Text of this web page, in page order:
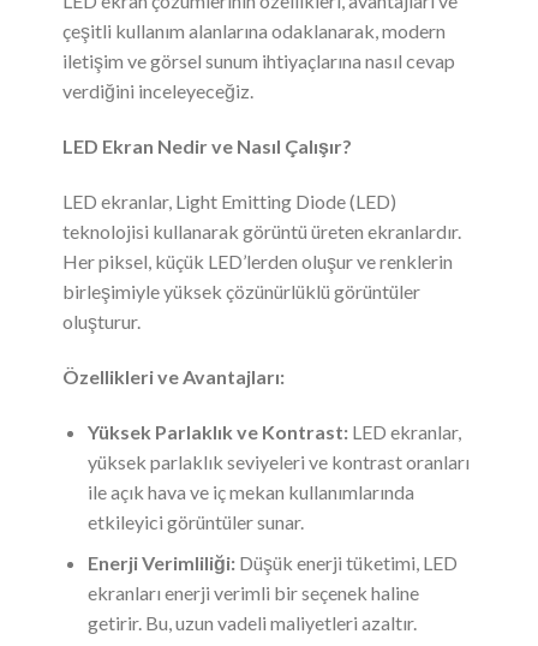
çeşitli kullanım alanlarına odaklanarak, modern
iletişim ve görsel sunum ihtiyaçlarına nasıl cevap
verdiğini inceleyeceğiz.
LED Ekran Nedir ve Nasıl Çalışır?
LED ekranlar, Light Emitting Diode (LED)
teknolojisi kullanarak görüntü üreten ekranlardır.
Her piksel, küçük LED’lerden oluşur ve renklerin
birleşimiyle yüksek çözünürlüklü görüntüler
oluşturur.
Özellikleri ve Avantajları:
Yüksek Parlaklık ve Kontrast: LED ekranlar,
yüksek parlaklık seviyeleri ve kontrast oranları
ile açık hava ve iç mekan kullanımlarında
etkileyici görüntüler sunar.
Enerji Verimliliği: Düşük enerji tüketimi, LED
ekranları enerji verimli bir seçenek haline
getirir. Bu, uzun vadeli maliyetleri azaltır.